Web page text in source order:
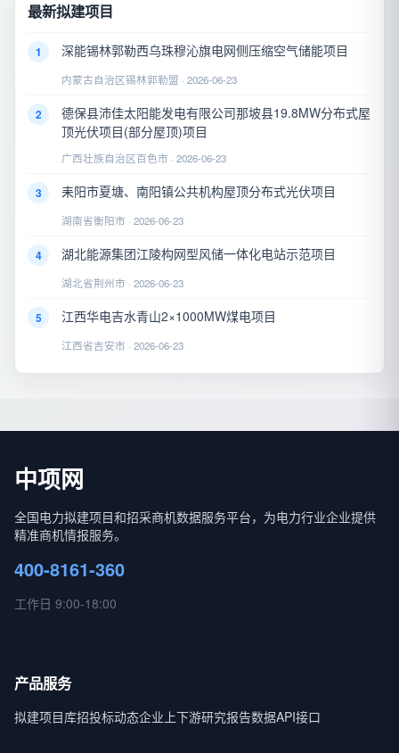
最新拟建项目
1 深能锡林郭勒西乌珠穆沁旗电网侧压缩空气储能项目
内蒙古自治区锡林郭勒盟 · 2026-06-23
2
德保县沛佳太阳能发电有限公司那坡县19.8MW分布式屋
顶光伏项目(部分屋顶)项目
广西壮族自治区百色市 · 2026-06-23
3 耒阳市夏塘、南阳镇公共机构屋顶分布式光伏项目
湖南省衡阳市 · 2026-06-23
4 湖北能源集团江陵构网型风储一体化电站示范项目
湖北省荆州市 · 2026-06-23
5 江西华电吉水青山2×1000MW煤电项目
江西省吉安市 · 2026-06-23
中项网
全国电力拟建项目和招采商机数据服务平台，为电力行业企业提供
精准商机情报服务。
400-8161-360
工作日 9:00-18:00
产品服务
拟建项目库招投标动态企业上下游研究报告数据API接口